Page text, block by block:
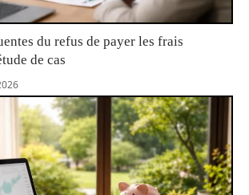
du refus de payer les frais
de cas